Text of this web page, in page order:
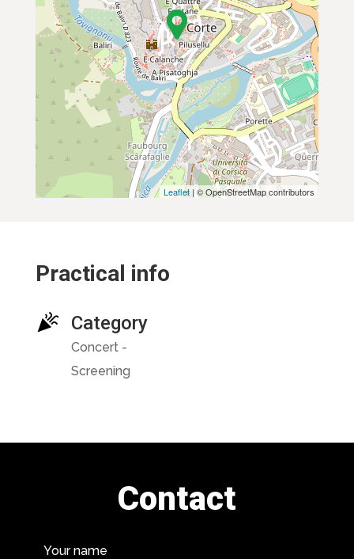
Leaflet| © OpenStreetMap contributors
Practical info
Category
Concert -
Screening
Contact
Your name